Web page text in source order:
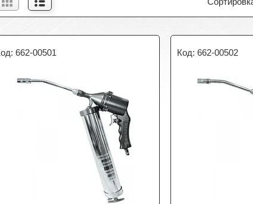
662-00501 662-00502